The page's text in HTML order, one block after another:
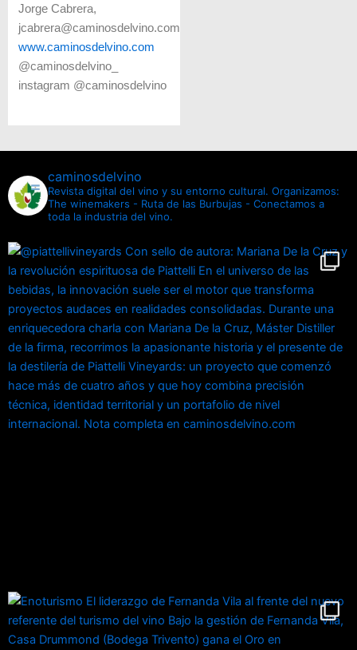
Jorge Cabrera,
jcabrera@caminosdelvino.com
www.caminosdelvino.com
@caminosdelvino_
instagram @caminosdelvino
caminosdelvino
Revista digital del vino y su entorno cultural. Organizamos:
The winemakers - Ruta de las Burbujas - Conectamos a
toda la industria del vino.